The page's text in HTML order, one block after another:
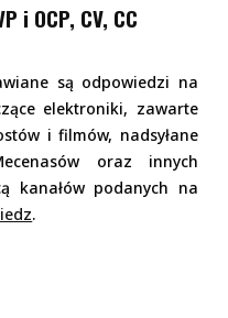
i OCP, CV, CC
są odpowiedzi na
elektroniki, zawarte
i filmów, nadsyłane
oraz innych
kanałów podanych na
.